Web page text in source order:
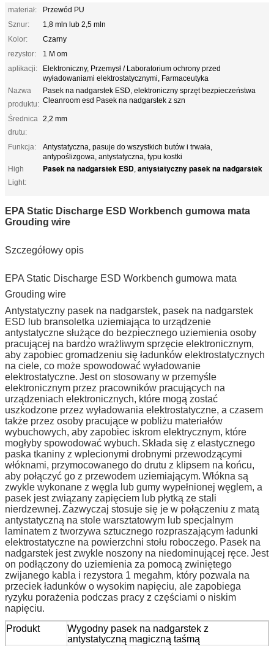
materiał:
Przewód PU
Sznur:
1,8 mln lub 2,5 mln
Kolor:
Czarny
rezystor:
1 M om
aplikacji:
Elektroniczny, Przemysł / Laboratorium ochrony przed
wyładowaniami elektrostatycznymi, Farmaceutyka
Nazwa
produktu:
Pasek na nadgarstek ESD, elektroniczny sprzęt bezpieczeństwa
Cleanroom esd Pasek na nadgarstek z szn
Średnica
drutu:
2,2 mm
Funkcja:
Antystatyczna, pasuje do wszystkich butów i trwała,
antypoślizgowa, antystatyczna, typu kostki
High
Light:
Pasek na nadgarstek ESD, antystatyczny pasek na nadgarstek
EPA Static Discharge ESD Workbench gumowa mata
Grouding wire
Szczegółowy opis
EPA Static Discharge ESD Workbench gumowa mata
Grouding wire
Antystatyczny pasek na nadgarstek, pasek na nadgarstek
ESD lub bransoletka uziemiająca to urządzenie
antystatyczne służące do bezpiecznego uziemienia osoby
pracującej na bardzo wrażliwym sprzęcie elektronicznym,
aby zapobiec gromadzeniu się ładunków elektrostatycznych
na ciele, co może spowodować wyładowanie
elektrostatyczne. Jest on stosowany w przemyśle
elektronicznym przez pracowników pracujących na
urządzeniach elektronicznych, które mogą zostać
uszkodzone przez wyładowania elektrostatyczne, a czasem
także przez osoby pracujące w pobliżu materiałów
wybuchowych, aby zapobiec iskrom elektrycznym, które
mogłyby spowodować wybuch. Składa się z elastycznego
paska tkaniny z wplecionymi drobnymi przewodzącymi
włóknami, przymocowanego do drutu z klipsem na końcu,
aby połączyć go z przewodem uziemiającym. Włókna są
zwykle wykonane z węgla lub gumy wypełnionej węglem, a
pasek jest związany zapięciem lub płytką ze stali
nierdzewnej. Zazwyczaj stosuje się je w połączeniu z matą
antystatyczną na stole warsztatowym lub specjalnym
laminatem z tworzywa sztucznego rozpraszającym ładunki
elektrostatyczne na powierzchni stołu roboczego. Pasek na
nadgarstek jest zwykle noszony na niedominującej ręce. Jest
on podłączony do uziemienia za pomocą zwiniętego
zwijanego kabla i rezystora 1 megahm, który pozwala na
przeciek ładunków o wysokim napięciu, ale zapobiega
ryzyku porażenia podczas pracy z częściami o niskim
napięciu.
Produkt
Wygodny pasek na nadgarstek z
antystatyczną magiczną taśmą